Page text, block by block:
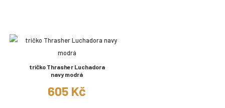
tričko Thrasher Luchadora
navy modrá
605 Kč